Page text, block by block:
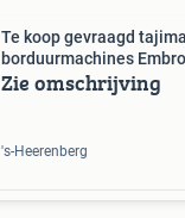
Te koop gevraagd tajima
borduurmachines
Zie omschrijving
's-Heerenberg